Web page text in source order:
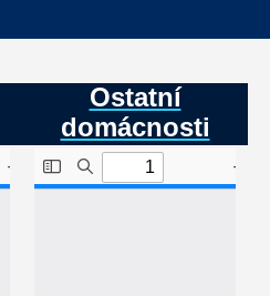
Ostatní
domácnosti